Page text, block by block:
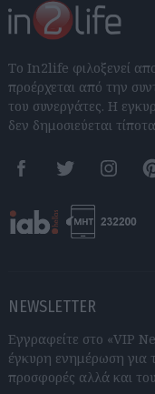
Το In2life φιλοξενεί
προέρχεται από την
του συνεργάτες. Η
δεν δημοσιεύεται
FacebookTwitter
NEWSLETTER
Εγγραφείτε στο «VIP
έγκυρη ενημέρωση για
προσφορές αλλά και